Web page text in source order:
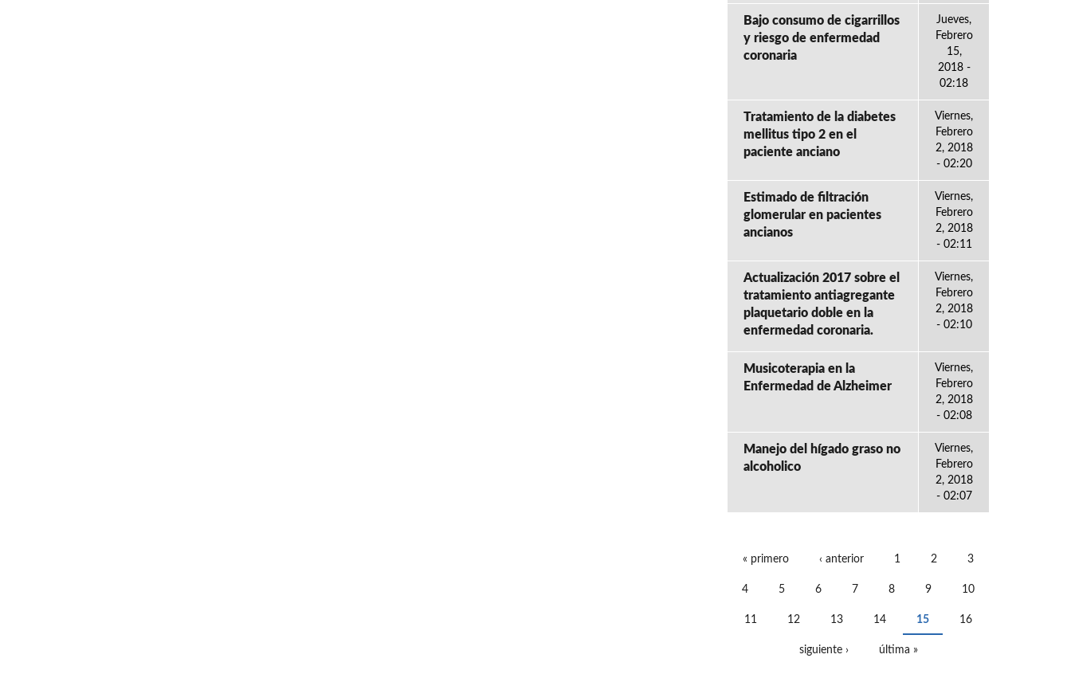
Bajo consumo de cigarrillos
y riesgo de enfermedad
coronaria
Jueves,
Febrero
15,
2018 -
02:18
Tratamiento de la diabetes
mellitus tipo 2 en el
paciente anciano
Viernes,
Febrero
2, 2018
- 02:20
Estimado de filtración
glomerular en pacientes
ancianos
Viernes,
Febrero
2, 2018
- 02:11
Actualización 2017 sobre el
tratamiento antiagregante
plaquetario doble en la
enfermedad coronaria.
Viernes,
Febrero
2, 2018
- 02:10
Musicoterapia en la
Enfermedad de Alzheimer
Viernes,
Febrero
2, 2018
- 02:08
Manejo del hígado graso no
alcoholico
Viernes,
Febrero
2, 2018
- 02:07
« primero ‹ anterior 1 2 3
4 5 6 7 8 9 10
11 12 13 14 15 16
siguiente › última »